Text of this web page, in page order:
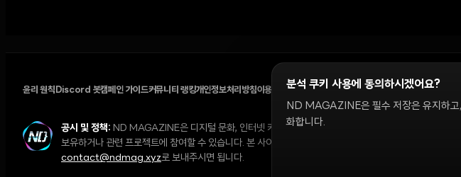
윤리 원칙 Discord 봇캠페인 가이드커뮤니티 랭킹개인정보처리방침이용약관 쿠키 설정
공시 및 정책: ND MAGAZINE은 디지털 문화, 인터넷 커뮤니티, 온체인 시장을 다룹니다. 편집팀은 독립
보유하거나 관련 프로젝트에 참여할 수 있습니다. 본 사이트의 의견과 해설은 정보 제공 및 논평을 위한 것
contact@ndmag.xyz로 보내주시면 됩니다.
분석 쿠키 사용에 동의하시겠어요?
ND MAGAZINE은 필수 저장은 유지하고
화합니다.